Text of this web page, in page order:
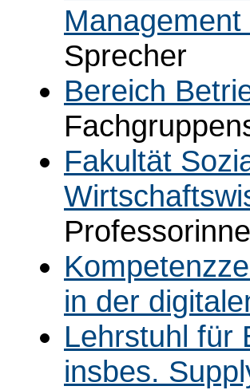
Sprecher
Bereich
Fakultät
in der
Lehrstuhl für
insbes.